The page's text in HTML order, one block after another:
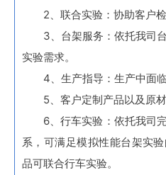
2、联合实验：协助客户
3、台架服务：依托我司
实验需求。
4、生产指导：生产中面
5、客户定制产品以及原材
6、行车实验：依托我司
系，可满足模拟性能台架实
品可联合行车实验。